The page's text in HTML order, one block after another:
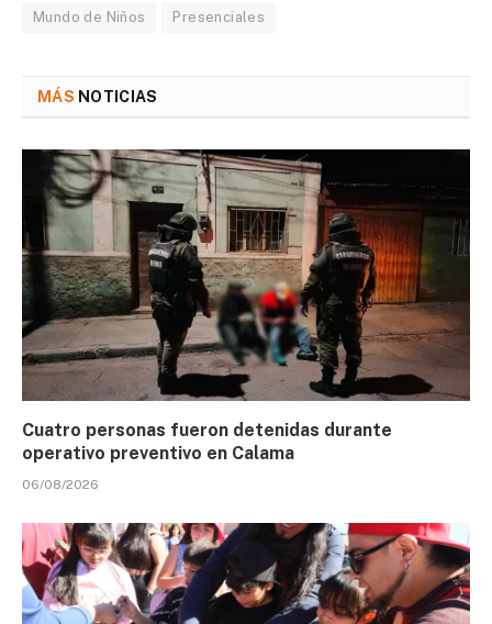
Mundo de Niños Presenciales
MÁS NOTICIAS
Cuatro personas fueron detenidas durante
operativo preventivo en Calama
06/08/2026